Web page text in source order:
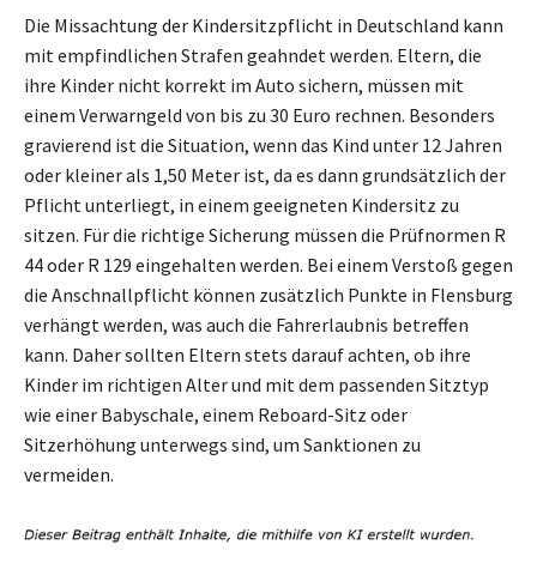
Die Missachtung der Kindersitzpflicht in Deutschland kann
mit empfindlichen Strafen geahndet werden. Eltern, die
ihre Kinder nicht korrekt im Auto sichern, müssen mit
einem Verwarngeld von bis zu 30 Euro rechnen. Besonders
gravierend ist die Situation, wenn das Kind unter 12 Jahren
oder kleiner als 1,50 Meter ist, da es dann grundsätzlich der
Pflicht unterliegt, in einem geeigneten Kindersitz zu
sitzen. Für die richtige Sicherung müssen die Prüfnormen R
44 oder R 129 eingehalten werden. Bei einem Verstoß gegen
die Anschnallpflicht können zusätzlich Punkte in Flensburg
verhängt werden, was auch die Fahrerlaubnis betreffen
kann. Daher sollten Eltern stets darauf achten, ob ihre
Kinder im richtigen Alter und mit dem passenden Sitztyp
wie einer Babyschale, einem Reboard-Sitz oder
Sitzerhöhung unterwegs sind, um Sanktionen zu
vermeiden.